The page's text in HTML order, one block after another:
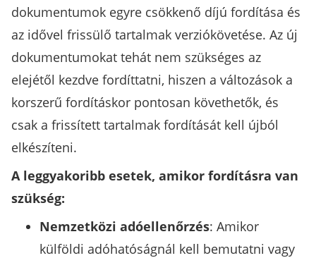
dokumentumok egyre csökkenő díjú fordítása és
az idővel frissülő tartalmak verziókövetése. Az új
dokumentumokat tehát nem szükséges az
elejétől kezdve fordíttatni, hiszen a változások a
korszerű fordításkor pontosan követhetők, és
csak a frissített tartalmak fordítását kell újból
elkészíteni.
A leggyakoribb esetek, amikor fordításra van
szükség:
Nemzetközi adóellenőrzés: Amikor
külföldi adóhatóságnál kell bemutatni vagy